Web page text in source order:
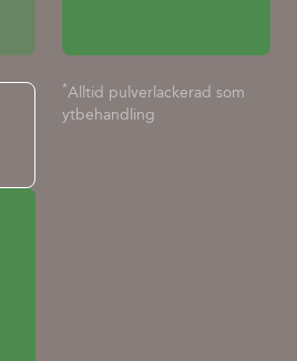
*Alltid pulverlackerad som
ytbehandling